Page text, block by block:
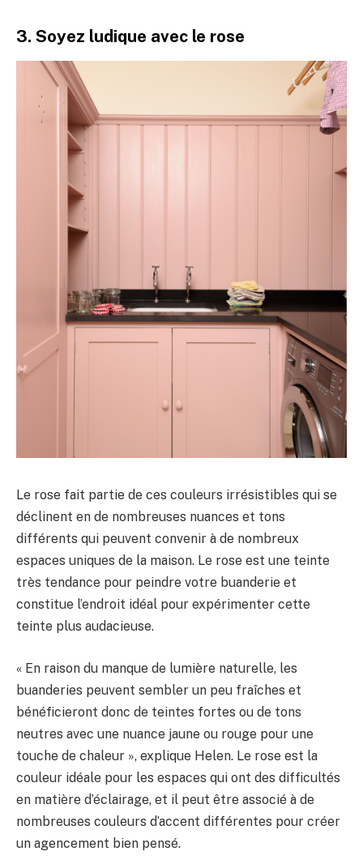
3. Soyez ludique avec le rose
Le rose fait partie de ces couleurs irrésistibles qui se
déclinent en de nombreuses nuances et tons
différents qui peuvent convenir à de nombreux
espaces uniques de la maison. Le rose est une teinte
très tendance pour peindre votre buanderie et
constitue l’endroit idéal pour expérimenter cette
teinte plus audacieuse.
« En raison du manque de lumière naturelle, les
buanderies peuvent sembler un peu fraîches et
bénéficieront donc de teintes fortes ou de tons
neutres avec une nuance jaune ou rouge pour une
touche de chaleur », explique Helen. Le rose est la
couleur idéale pour les espaces qui ont des difficultés
en matière d’éclairage, et il peut être associé à de
nombreuses couleurs d’accent différentes pour créer
un agencement bien pensé.